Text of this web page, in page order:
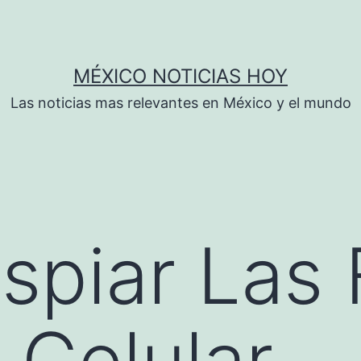
MÉXICO NOTICIAS HOY
Las noticias mas relevantes en México y el mundo
Las